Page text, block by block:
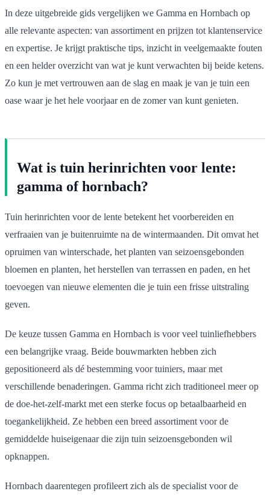
In deze uitgebreide gids vergelijken we Gamma en Hornbach op
alle relevante aspecten: van assortiment en prijzen tot klantenservice
en expertise. Je krijgt praktische tips, inzicht in veelgemaakte fouten
en een helder overzicht van wat je kunt verwachten bij beide ketens.
Zo kun je met vertrouwen aan de slag en maak je van je tuin een
oase waar je het hele voorjaar en de zomer van kunt genieten.
Wat is tuin herinrichten voor lente:
gamma of hornbach?
Tuin herinrichten voor de lente betekent het voorbereiden en
verfraaien van je buitenruimte na de wintermaanden. Dit omvat het
opruimen van winterschade, het planten van seizoensgebonden
bloemen en planten, het herstellen van terrassen en paden, en het
toevoegen van nieuwe elementen die je tuin een frisse uitstraling
geven.
De keuze tussen Gamma en Hornbach is voor veel tuinliefhebbers
een belangrijke vraag. Beide bouwmarkten hebben zich
gepositioneerd als dé bestemming voor tuiniers, maar met
verschillende benaderingen. Gamma richt zich traditioneel meer op
de doe-het-zelf-markt met een sterke focus op betaalbaarheid en
toegankelijkheid. Ze hebben een breed assortiment voor de
gemiddelde huiseigenaar die zijn tuin seizoensgebonden wil
opknappen.
Hornbach daarentegen profileert zich als de specialist voor de